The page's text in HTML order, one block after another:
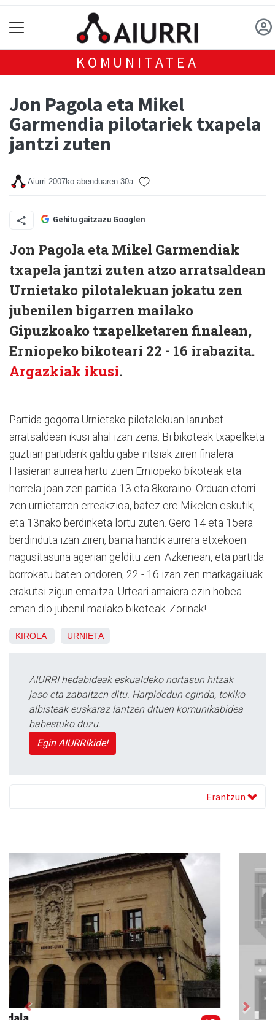
KOMUNITATEA
Jon Pagola eta Mikel
Garmendia pilotariek txapela
jantzi zuten
Aiurri 2007ko abenduaren 30a
Gehitu gaitzazu Googlen
Jon Pagola eta Mikel Garmendiak
txapela jantzi zuten atzo arratsaldean
Urnietako pilotalekuan jokatu zen
jubenilen bigarren mailako
Gipuzkoako txapelketaren finalean,
Erniopeko bikoteari 22 - 16 irabazita.
Argazkiak ikusi.
Partida gogorra Urnietako pilotalekuan larunbat
arratsaldean ikusi ahal izan zena. Bi bikoteak txapelketa
guztian partidarik galdu gabe iritsiak ziren finalera.
Hasieran aurrea hartu zuen Erniopeko bikoteak eta
horrela joan zen partida 13 eta 8koraino. Orduan etorri
zen urnietarren erreakzioa, batez ere Mikelen eskutik,
eta 13nako berdinketa lortu zuten. Gero 14 eta 15era
berdinduta izan ziren, baina handik aurrera etxekoen
nagusitasuna agerian gelditu zen. Azkenean, eta partida
borrokatu baten ondoren, 22 - 16 izan zen markagailuak
erakutsi zigun emaitza. Urteari amaiera ezin hobea
eman dio jubenil mailako bikoteak. Zorinak!
KIROLA URNIETA
AIURRI hedabideak eskualdeko nortasun hitzak
jaso eta zabaltzen ditu. Harpidedun eginda, tokiko
albisteak euskaraz lantzen dituen komunikabidea
babestuko duzu.
Egin AIURRIkide!
Erantzun
Previous Next